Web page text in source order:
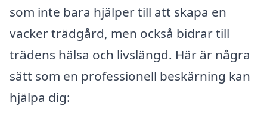
som inte bara hjälper till att skapa en
vacker trädgård, men också bidrar till
trädens hälsa och livslängd. Här är några
sätt som en professionell beskärning kan
hjälpa dig: